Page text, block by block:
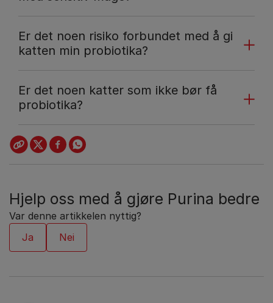
Er det noen risiko forbundet med å gi
katten min probiotika?
Er det noen katter som ikke bør få
probiotika?
Hjelp oss med å gjøre Purina bedre
Var denne artikkelen nyttig?